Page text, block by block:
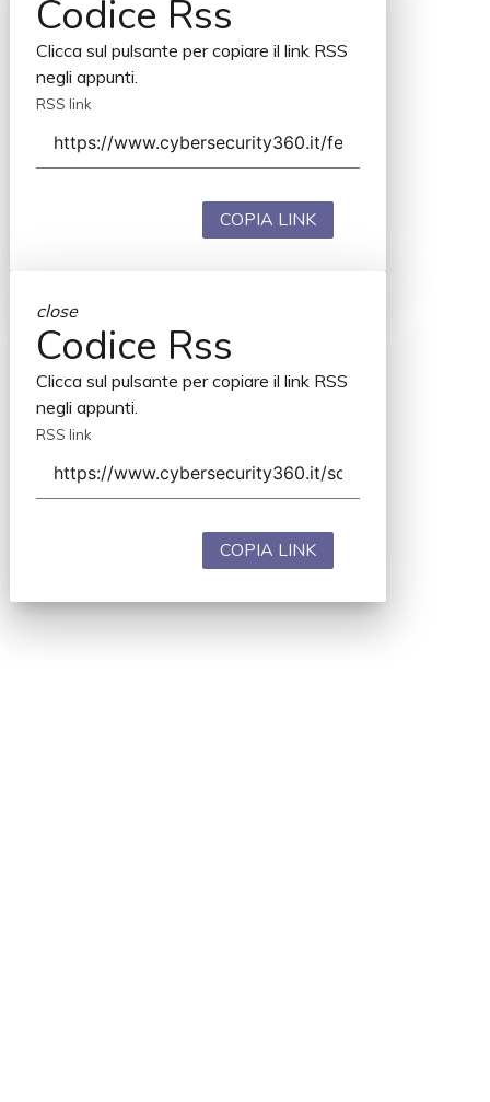
Codice Rss
Clicca sul pulsante per copiare il link RSS
negli appunti.
RSS link
COPIA LINK
close
Codice Rss
Clicca sul pulsante per copiare il link RSS
negli appunti.
RSS link
COPIA LINK